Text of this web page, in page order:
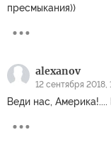
пресмыкания))
alexanov
12 сентября 2018,
Веди нас,